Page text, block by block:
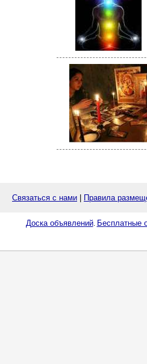
Связаться с нами Правила
Доска объявлений. Бесплатные